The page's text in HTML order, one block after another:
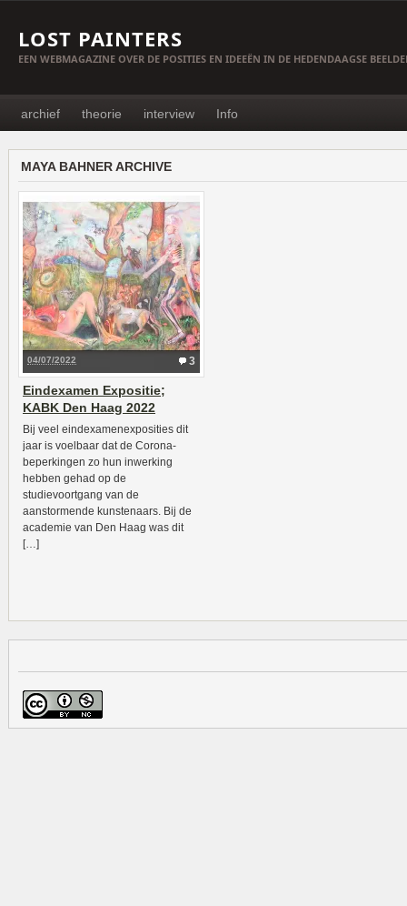
LOST PAINTERS
EEN WEBMAGAZINE OVER DE POSITIES EN IDEEËN IN DE HEDENDAAGSE
archief theorie interview Info
MAYA BAHNER ARCHIVE
3
04/07/2022
Eindexamen Expositie;
KABK Den Haag 2022
Bij veel eindexamenexposities dit
jaar is voelbaar dat de Corona-
beperkingen zo hun inwerking
hebben gehad op de
studievoortgang van de
aanstormende kunstenaars. Bij de
academie van Den Haag was dit
[…]